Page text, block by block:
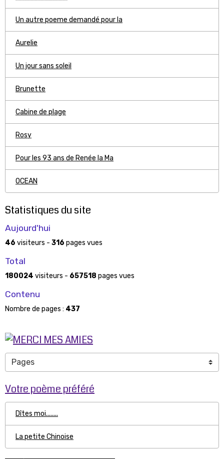
Un autre poeme demandé pour la
Aurelie
Un jour sans soleil
Brunette
Cabine de plage
Rosy
Pour les 93 ans de Renée la Ma
OCEAN
Statistiques du site
Aujourd'hui
46 visiteurs - 316 pages vues
Total
180024 visiteurs - 657518 pages vues
Contenu
Nombre de pages : 437
Votre poème préféré
Dîtes moi........
La petite Chinoise